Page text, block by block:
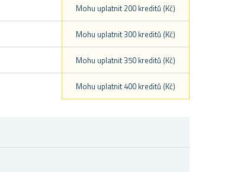
Mohu uplatnit 200 kreditů (Kč)
Mohu uplatnit 300 kreditů (Kč)
Mohu uplatnit 350 kreditů (Kč)
Mohu uplatnit 400 kreditů (Kč)